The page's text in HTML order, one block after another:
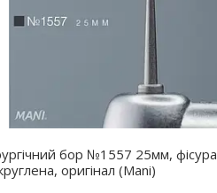
бор №1557 25мм, фісура
оригінал (Mani)